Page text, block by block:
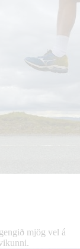
mjög vel á